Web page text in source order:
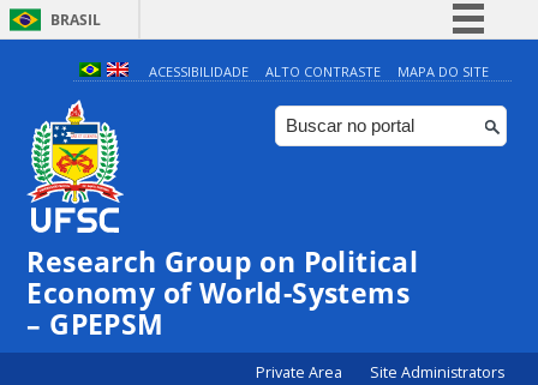
BRASIL
Simplifique!
Comunica BR
Participe
Canais
ACESSIBILIDADE ALTO CONTRASTE MAPA DO SITE
Research Group on Political
Economy of World-Systems
– GPEPSM
Private Area Site Administrators